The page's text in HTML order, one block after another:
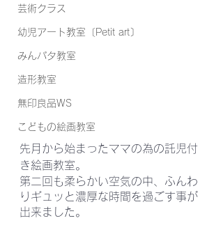
芸術クラス
幼児アート教室〔Petit art〕
みんパタ教室
造形教室
無印良品WS
こどもの絵画教室
先月から始まったママの為の託児付
き絵画教室。
第二回も柔らかい空気の中、ふんわ
りギュッと濃厚な時間を過ごす事が
出来ました。